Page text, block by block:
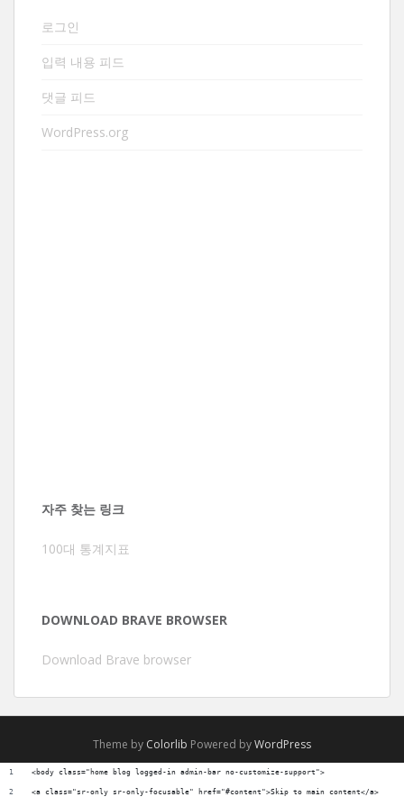
로그인
입력 내용 피드
댓글 피드
WordPress.org
자주 찾는 링크
100대 통계지표
DOWNLOAD BRAVE BROWSER
Download Brave browser
Theme by Colorlib Powered byWordPress
<body class="home blog logged-in admin-bar no-customize-support">
<a class="sr-only sr-only-focusable" href="#content">Skip to main content</a>